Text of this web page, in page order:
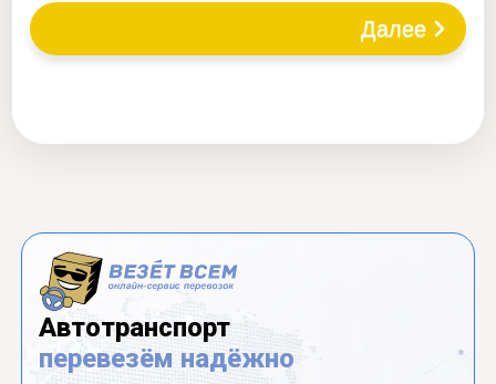
Далее
Автотранспорт
перевезём надёжно